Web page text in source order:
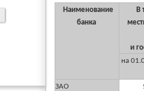
Наименование
банка
В
и
на
ЗАО